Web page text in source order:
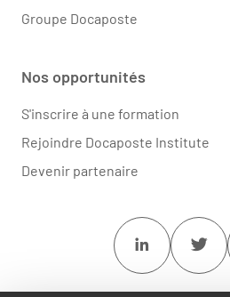
Groupe Docaposte
Nos opportunités
S'inscrire à une formation
Rejoindre Docaposte Institute
Devenir partenaire
Linkedin Twitter